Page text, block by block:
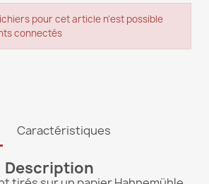
pour cet article n'est possible
connectés
Caractéristiques
Description